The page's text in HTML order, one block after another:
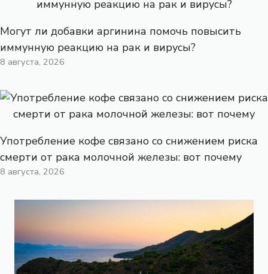
Могут ли добавки аргинина помочь повысить
иммунную реакцию на рак и вирусы?
8 августа, 2026
Употребление кофе связано со снижением риска
смерти от рака молочной железы: вот почему
8 августа, 2026